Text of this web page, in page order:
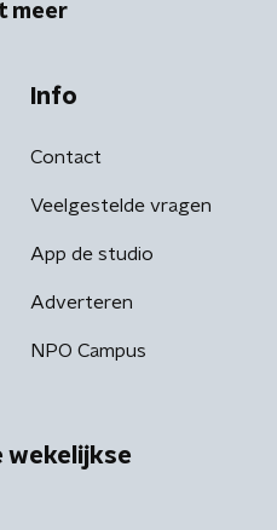
meer
Info
Contact
Veelgestelde vragen
App de studio
Adverteren
NPO Campus
wekelijkse